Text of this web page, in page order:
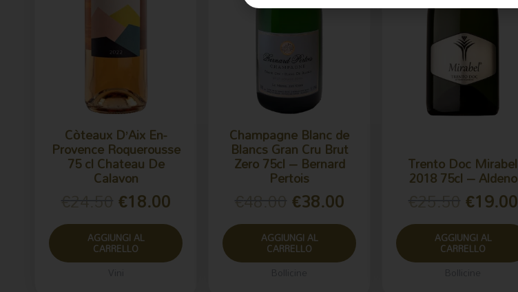
Còteaux D’Aix En-
Provence Roquerousse
75 cl Chateau De
Calavon
€18.00
AGGIUNGI AL
CARRELLO
Champagne Blanc de
Blancs Gran Cru Brut
Zero 75cl – Bernard
Pertois
€38.00
AGGIUNGI AL
CARRELLO
Trento Doc Mirabel
2018 75cl – Aldeno
€19.00
AGGIUNGI AL
CARRELLO